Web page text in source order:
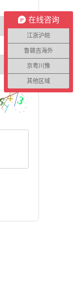
在线咨询
江浙沪皖
鲁赣吉海外
京粤川豫
其他区域